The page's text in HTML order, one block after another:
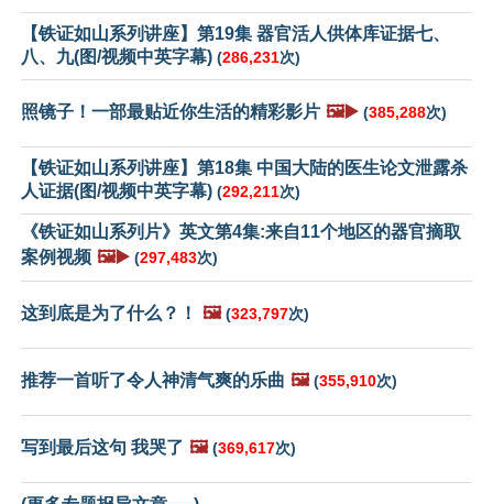
【铁证如山系列讲座】第19集 器官活人供体库证据七、
八、九(图/视频中英字幕) (286,231次)
照镜子！一部最贴近你生活的精彩影片 🖼️▶️ (385,288次)
【铁证如山系列讲座】第18集 中国大陆的医生论文泄露杀
人证据(图/视频中英字幕) (292,211次)
《铁证如山系列片》英文第4集:来自11个地区的器官摘取
案例视频 🖼️▶️ (297,483次)
这到底是为了什么？！ 🖼️ (323,797次)
推荐一首听了令人神清气爽的乐曲 🖼️ (355,910次)
写到最后这句 我哭了 🖼️ (369,617次)